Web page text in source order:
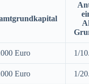
Euro 1/
Euro
1/